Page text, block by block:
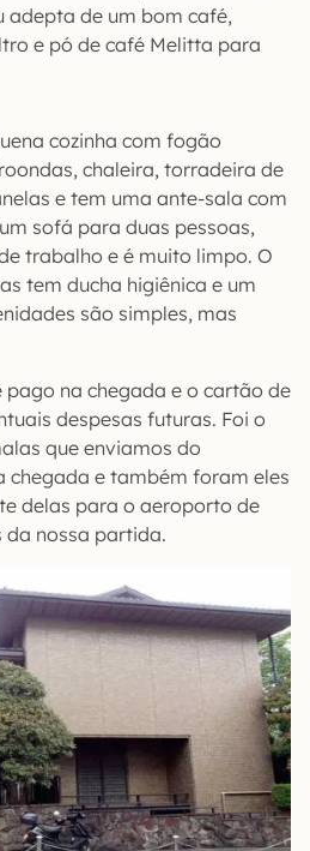
adepta de um bom café,
e pó de café Melitta para
cozinha com fogão
chaleira, torradeira de
e tem uma ante-sala com
sofá para duas pessoas,
trabalho e é muito limpo. O
tem ducha higiênica e um
são simples, mas
na chegada e o cartão de
despesas futuras. Foi o
que enviamos do
chegada e também foram eles
delas para o aeroporto de
da nossa partida.